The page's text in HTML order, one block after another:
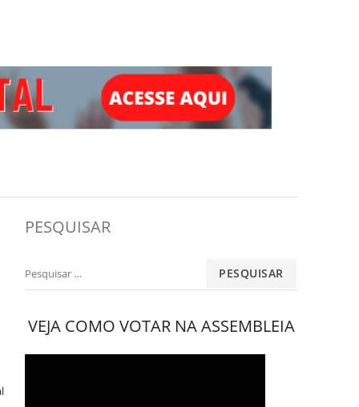
PESQUISAR
Pesquisar
VEJA COMO VOTAR NA ASSEMBLEIA